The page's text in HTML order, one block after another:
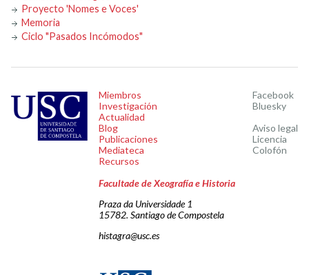
Proyecto 'Nomes e Voces'
Memoria
Ciclo "Pasados Incómodos"
Miembros
Investigación
Actualidad
Blog
Publicaciones
Mediateca
Recursos
Facebook
Bluesky
Aviso legal
Licencia
Colofón
Facultade de Xeografía e Historia
Praza da Universidade 1
15782. Santiago de Compostela
histagra@usc.es